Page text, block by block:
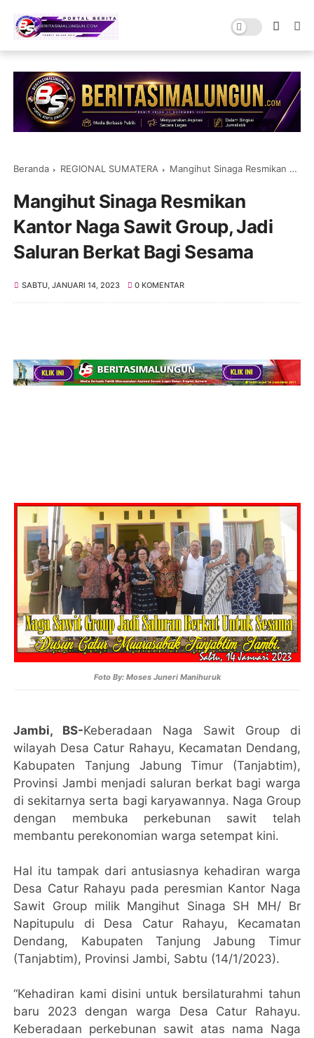
Beranda REGIONAL SUMATERA Mangihut Sinaga Resmikan Kantor Naga Sawit Group, Jadi Saluran Berkat Bagi Sesama
Mangihut Sinaga Resmikan
Kantor Naga Sawit Group, Jadi
Saluran Berkat Bagi Sesama
SABTU, JANUARI 14, 2023 0 KOMENTAR
Foto By: Moses Juneri Manihuruk
Jambi, BS-Keberadaan Naga Sawit Group di
wilayah Desa Catur Rahayu, Kecamatan Dendang,
Kabupaten Tanjung Jabung Timur (Tanjabtim),
Provinsi Jambi menjadi saluran berkat bagi warga
di sekitarnya serta bagi karyawannya. Naga Group
dengan membuka perkebunan sawit telah
membantu perekonomian warga setempat kini.
Hal itu tampak dari antusiasnya kehadiran warga
Desa Catur Rahayu pada peresmian Kantor Naga
Sawit Group milik Mangihut Sinaga SH MH/ Br
Napitupulu di Desa Catur Rahayu, Kecamatan
Dendang, Kabupaten Tanjung Jabung Timur
(Tanjabtim), Provinsi Jambi, Sabtu (14/1/2023).
“Kehadiran kami disini untuk bersilaturahmi tahun
baru 2023 dengan warga Desa Catur Rahayu.
Keberadaan perkebunan sawit atas nama Naga